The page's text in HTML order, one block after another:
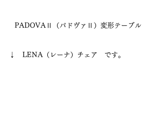
PADOVAⅡ（パドヴァⅡ）変形テーブル
↓　LENA（レーナ）チェア　です。